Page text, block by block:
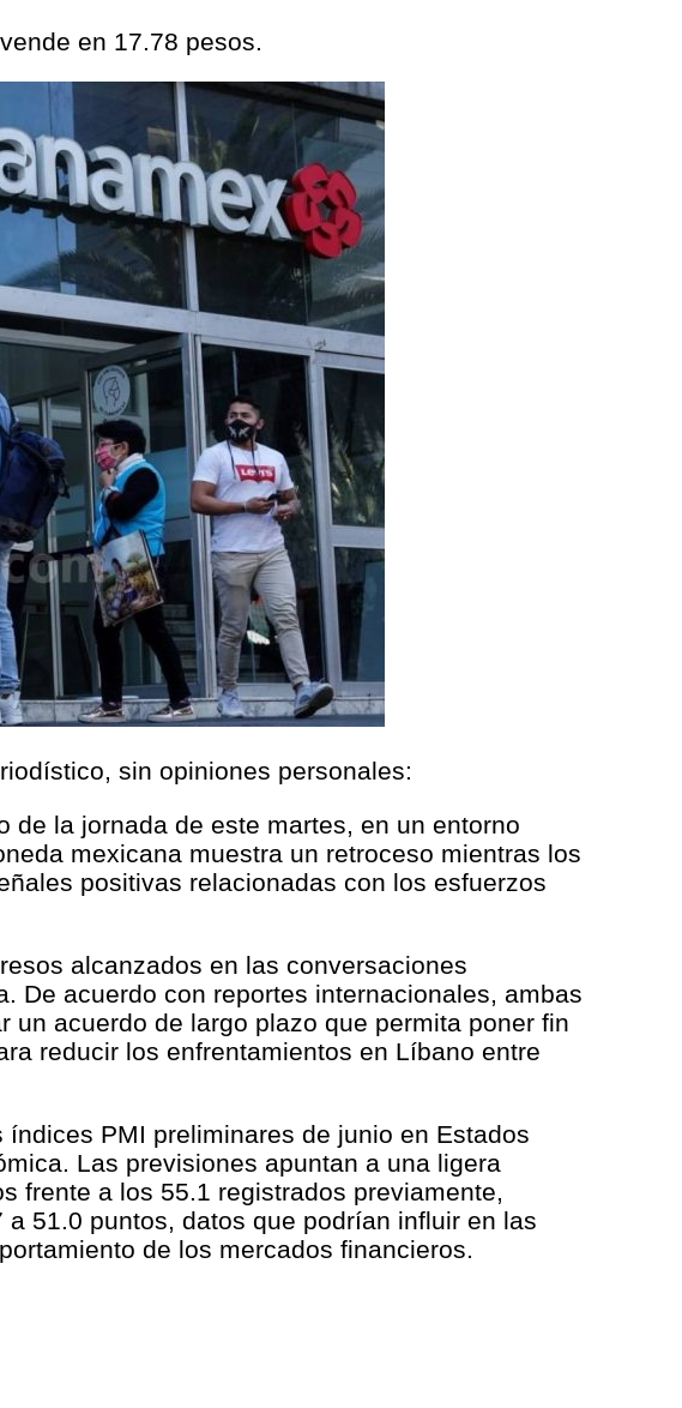
en 17.78 pesos.
sin opiniones personales:
la jornada de este martes, en un entorno
mexicana muestra un retroceso mientras los
positivas relacionadas con los esfuerzos
alcanzados en las conversaciones
De acuerdo con reportes internacionales, ambas
acuerdo de largo plazo que permita poner fin
reducir los enfrentamientos en Líbano entre
PMI preliminares de junio en Estados
Las previsiones apuntan a una ligera
frente a los 55.1 registrados previamente,
51.0 puntos, datos que podrían influir en las
de los mercados financieros.